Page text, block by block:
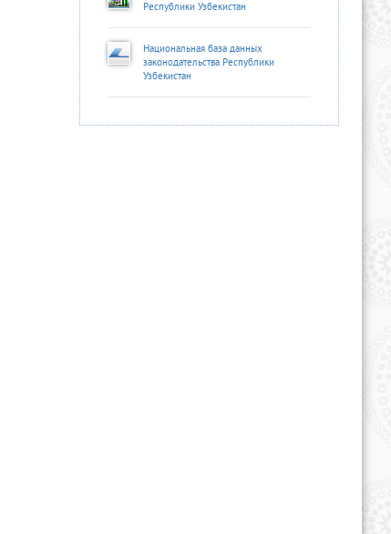
Республики Узбекистан
Национальная база данных
законодательства Республики
Узбекистан